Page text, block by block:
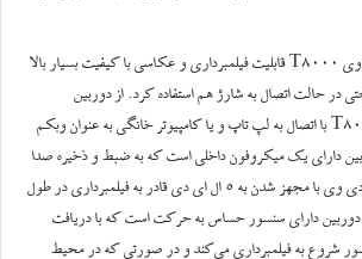
دوربین فیلمبرداری مینی دی وی T8000 قابلیت فیلمبرداری و عکاسی با کیفیت بسیار بالا
در حالت اتصال به شارژ هم استفاده کرد. از دوربین
فیلمبرداری مینی دی وی T8000 با اتصال به لپ تاپ و یا کامپیوتر خانگی به عنوان وبکم
دارای یک میکروفون داخلی است که به ضبط و ذخیره صدا
کمک می‌‌کند. دوربین مینی دی وی با مجهز شدن به ۵ ال ای دی قادر به فیلمبرداری در طول
دارای سنسور حساس به حرکت است که با دریافت
شروع به فیلمبرداری می‌کند و در صورتی که در محیط